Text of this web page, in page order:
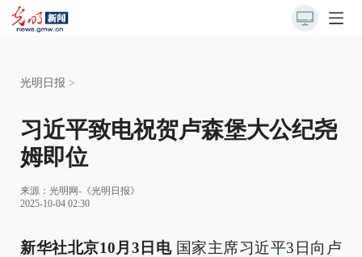
光明日报 >
习近平致电祝贺卢森堡大公纪尧
姆即位
来源： 光明网-《光明日报》
2025-10-04 02:30
新华社北京10月3日电国家主席习近平3日向卢